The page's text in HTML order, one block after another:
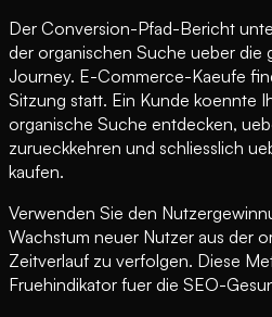
Der Conversion-Pfad-Bericht
der organischen Suche ueber die
Journey. E-Commerce-Kaeufe
Sitzung statt. Ein Kunde koennte
organische Suche entdecken,
zurueckkehren und schliesslich
kaufen.
Verwenden Sie den
Wachstum neuer Nutzer aus der
Zeitverlauf zu verfolgen. Diese
Fruehindikator fuer die SEO-